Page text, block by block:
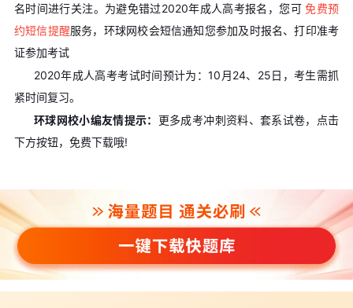
名时间进行关注。为避免错过2020年成人高考报名，您可免费预
约短信提醒服务，环球网校会短信通知您参加及时报名、打印准考
证参加考试
2020年成人高考考试时间预计为：10月24、25日，考生需抓
紧时间复习。
环球网校小编友情提示： 更多成考冲刺资料、套系试卷，点击
下方按钮，免费下载哦!